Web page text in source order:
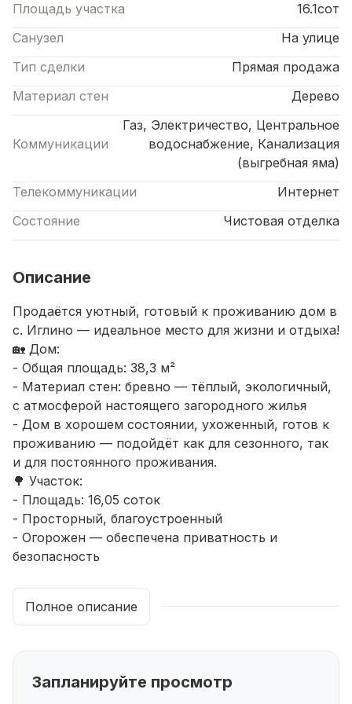
Площадь участка
16.1сот
Санузел
На улице
Тип сделки
Прямая продажа
Материал стен
Дерево
Коммуникации
Газ, Электричество, Центральное
водоснабжение, Канализация
(выгребная яма)
Телекоммуникации
Интернет
Состояние
Чистовая отделка
Описание
Продаётся уютный, готовый к проживанию дом в
с. Иглино — идеальное место для жизни и отдыха!
🏡 Дом:
- Общая площадь: 38,3 м²
- Материал стен: бревно — тёплый, экологичный,
с атмосферой настоящего загородного жилья
- Дом в хорошем состоянии, ухоженный, готов к
проживанию — подойдёт как для сезонного, так
и для постоянного проживания.
🌳 Участок:
- Площадь: 16,05 соток
- Просторный, благоустроенный
- Огорожен — обеспечена приватность и
безопасность
плодово-ягодные насаждения
🔧 Коммуникации:
- ✅ Отопление — газовое
- ✅ Туалет — на улице
Полное описание
Запланируйте просмотр